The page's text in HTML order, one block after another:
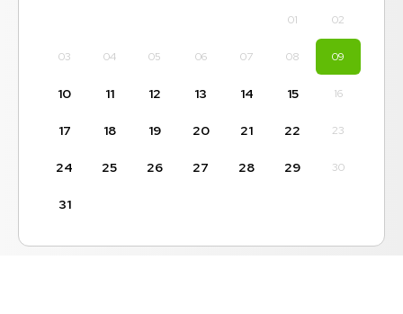
01 02
03 04 05 06 07 08 09
10 11 12 13 14 15 16
17 18 19 20 21 22 23
24 25 26 27 28 29 30
31